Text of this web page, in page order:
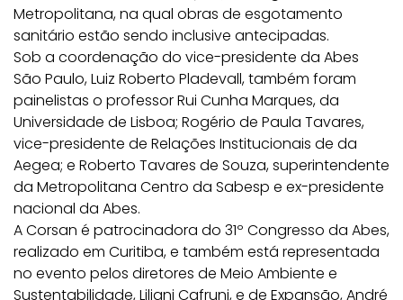
Metropolitana, na qual obras de esgotamento
sanitário estão sendo inclusive antecipadas.
Sob a coordenação do vice-presidente da Abes
São Paulo, Luiz Roberto Pladevall, também foram
painelistas o professor Rui Cunha Marques, da
Universidade de Lisboa; Rogério de Paula Tavares,
vice-presidente de Relações Institucionais de da
Aegea; e Roberto Tavares de Souza, superintendente
da Metropolitana Centro da Sabesp e ex-presidente
nacional da Abes.
A Corsan é patrocinadora do 31º Congresso da Abes,
realizado em Curitiba, e também está representada
no evento pelos diretores de Meio Ambiente e
Sustentabilidade, Liliani Cafruni, e de Expansão, André